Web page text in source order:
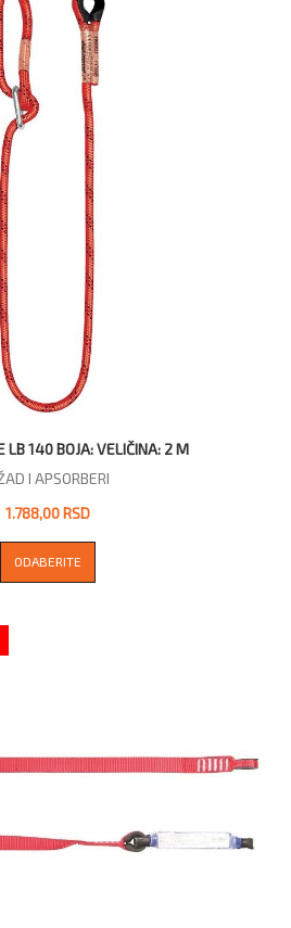
LB 140 BOJA: VELIČINA: 2 M
I APSORBERI
1.788,00 RSD
ODABERITE